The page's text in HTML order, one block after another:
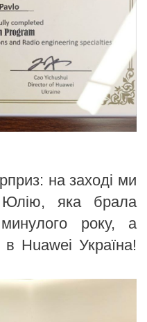
на заході ми
Юлію, яка брала
року, а
Huawei Україна!